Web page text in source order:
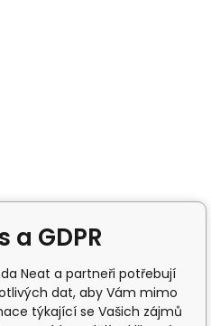
a GDPR
Neat a partneři potřebují
dat, aby Vám mimo
týkající se Vašich zájmů